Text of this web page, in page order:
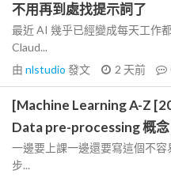
不用再到處找提示詞了
最近 AI 幾乎已經變成每天工作
Claud...
由 nlstudio 發文 2 天前
[Machine Learning A-Z
Data pre-processing 概念
一邊要上課一邊還要寫這個不
步...